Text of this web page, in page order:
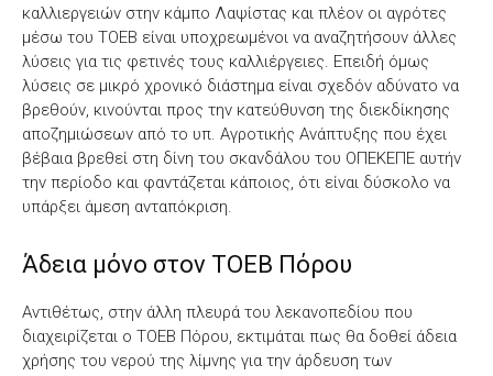
καλλιεργειών στην κάμπο Λαψίστας και πλέον οι αγρότες
μέσω του ΤΟΕΒ είναι υποχρεωμένοι να αναζητήσουν άλλες
λύσεις για τις φετινές τους καλλιέργειες. Επειδή όμως
λύσεις σε μικρό χρονικό διάστημα είναι σχεδόν αδύνατο να
βρεθούν, κινούνται προς την κατεύθυνση της διεκδίκησης
αποζημιώσεων από το υπ. Αγροτικής Ανάπτυξης που έχει
βέβαια βρεθεί στη δίνη του σκανδάλου του ΟΠΕΚΕΠΕ αυτήν
την περίοδο και φαντάζεται κάποιος, ότι είναι δύσκολο να
υπάρξει άμεση ανταπόκριση.
Άδεια μόνο στον ΤΟΕΒ Πόρου
Αντιθέτως, στην άλλη πλευρά του λεκανοπεδίου που
διαχειρίζεται ο ΤΟΕΒ Πόρου, εκτιμάται πως θα δοθεί άδεια
χρήσης του νερού της λίμνης για την άρδευση των